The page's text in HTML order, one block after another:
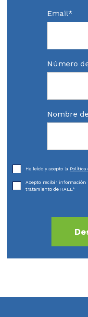
Email*
Número
Nombre
He leído y acepto la Política
Acepto recibir información
tratamiento de RAEE*